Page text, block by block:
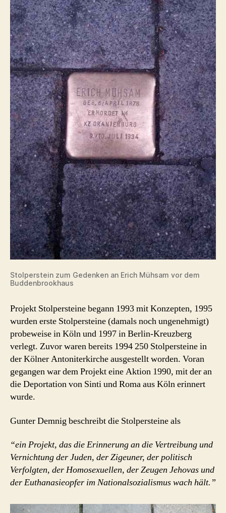
Stolperstein zum Gedenken an Erich Mühsam vor dem
Buddenbrookhaus
Projekt Stolpersteine begann 1993 mit Konzepten, 1995
wurden erste Stolpersteine (damals noch ungenehmigt)
probeweise in Köln und 1997 in Berlin-Kreuzberg
verlegt. Zuvor waren bereits 1994 250 Stolpersteine in
der Kölner Antoniterkirche ausgestellt worden. Voran
gegangen war dem Projekt eine Aktion 1990, mit der an
die Deportation von Sinti und Roma aus Köln erinnert
wurde.
Gunter Demnig beschreibt die Stolpersteine als
“ein Projekt, das die Erinnerung an die Vertreibung und
Vernichtung der Juden, der Zigeuner, der politisch
Verfolgten, der Homosexuellen, der Zeugen Jehovas und
der Euthanasieopfer im Nationalsozialismus wach hält.”